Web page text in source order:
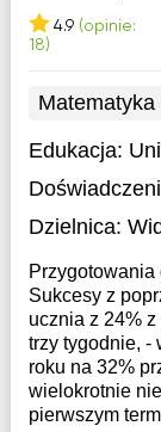
4.9 (opinie:
18)
Matematyka
Edukacja:
Dzielnica:
Przygotowania
Sukcesy z
ucznia z 24%
trzy tygodnie, -
roku na 32%
wielokrotnie
pierwszym